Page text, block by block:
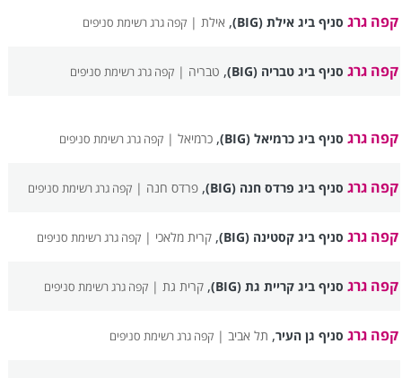
קפה גרג סניף ביג אילת (BIG) , אילת |קפה גרג רשימת סניפים
קפה גרג סניף ביג טבריה (BIG) , טבריה |קפה גרג רשימת סניפים
קפה גרג סניף ביג כרמיאל (BIG) ,כרמיאל |קפה גרג רשימת סניפים
קפה גרג סניף ביג פרדס חנה (BIG) ,פרדס חנה |קפה גרג רשימת סניפים
קפה גרג סניף ביג קסטינה (BIG) ,קרית מלאכי |קפה גרג רשימת סניפים
קפה גרג סניף ביג קריית גת (BIG) ,קרית גת |קפה גרג רשימת סניפים
קפה גרג סניף גן העיר, תל אביב |קפה גרג רשימת סניפים